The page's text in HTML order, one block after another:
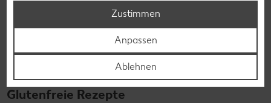
Glutenfreie Rezepte
Zustimmen
Anpassen
Ablehnen